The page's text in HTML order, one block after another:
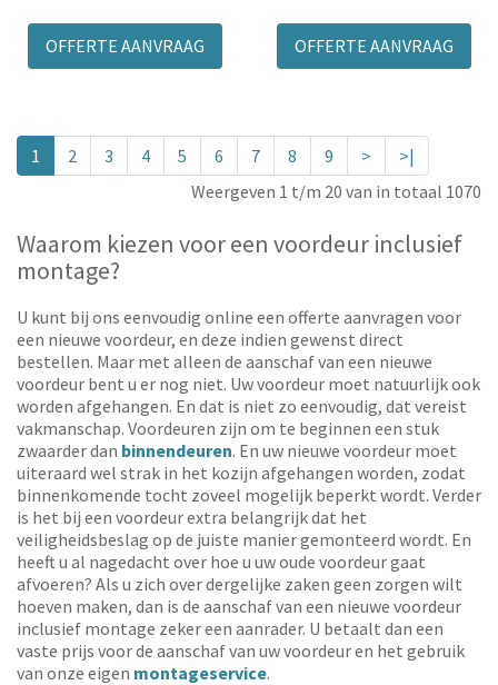
OFFERTE AANVRAAG OFFERTE AANVRAAG
1 2 3 4 5 6 7 8 9 >
>|
Weergeven 1 t/m 20 van in totaal 1070
Waarom kiezen voor een voordeur inclusief
montage?
U kunt bij ons eenvoudig online een offerte aanvragen voor
een nieuwe voordeur, en deze indien gewenst direct
bestellen. Maar met alleen de aanschaf van een nieuwe
voordeur bent u er nog niet. Uw voordeur moet natuurlijk ook
worden afgehangen. En dat is niet zo eenvoudig, dat vereist
vakmanschap. Voordeuren zijn om te beginnen een stuk
zwaarder dan binnendeuren. En uw nieuwe voordeur moet
uiteraard wel strak in het kozijn afgehangen worden, zodat
binnenkomende tocht zoveel mogelijk beperkt wordt. Verder
is het bij een voordeur extra belangrijk dat het
veiligheidsbeslag op de juiste manier gemonteerd wordt. En
heeft u al nagedacht over hoe u uw oude voordeur gaat
afvoeren? Als u zich over dergelijke zaken geen zorgen wilt
hoeven maken, dan is de aanschaf van een nieuwe voordeur
inclusief montage zeker een aanrader. U betaalt dan een
vaste prijs voor de aanschaf van uw voordeur en het gebruik
van onze eigen montageservice.